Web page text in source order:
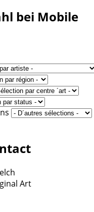
bei Mobile
Art